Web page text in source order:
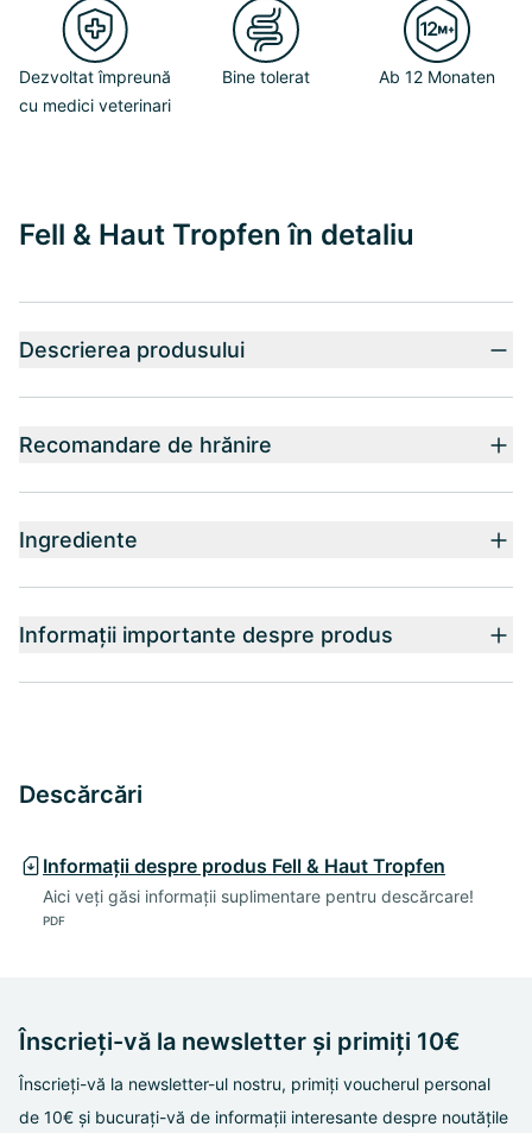
Dezvoltat împreună
cu medici veterinari
Bine tolerat Ab 12 Monaten
Fell & Haut Tropfen în detaliu
Descrierea produsului
Recomandare de hrănire
Ingrediente
Informații importante despre produs
Descărcări
Informații despre produs Fell & Haut Tropfen
Aici veți găsi informații suplimentare pentru descărcare!
PDF
Înscrieți-vă la newsletter și primiți 10€
Înscrieți-vă la newsletter-ul nostru, primiți voucherul personal
de 10€ și bucurați-vă de informații interesante despre noutățile